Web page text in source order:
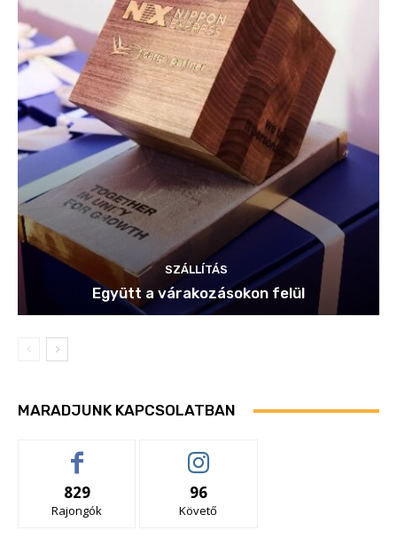
SZÁLLÍTÁS
Együtt a várakozásokon felül
MARADJUNK KAPCSOLATBAN
829
Rajongók
96
Követő